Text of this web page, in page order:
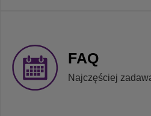
FAQ
Najczęściej